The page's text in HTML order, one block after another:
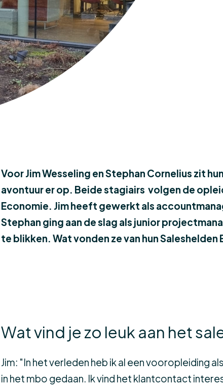
Voor Jim Wesseling en Stephan Cornelius zit
avontuur er op. Beide stagiairs volgen de
Economie. Jim heeft gewerkt als
Stephan ging aan de slag als junior
te blikken. Wat vonden ze van hun Saleshelden
Wat vind je zo leuk aan het
Jim: "In het verleden heb ik al een vooropleiding
in het mbo gedaan. Ik vind het klantcontact